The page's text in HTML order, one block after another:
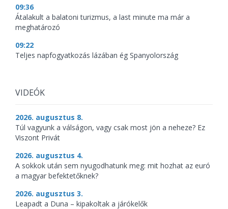
09:36
Átalakult a balatoni turizmus, a last minute ma már a
meghatározó
09:22
Teljes napfogyatkozás lázában ég Spanyolország
VIDEÓK
2026. augusztus 8.
Túl vagyunk a válságon, vagy csak most jön a neheze? Ez
Viszont Privát
2026. augusztus 4.
A sokkok után sem nyugodhatunk meg: mit hozhat az euró
a magyar befektetőknek?
2026. augusztus 3.
Leapadt a Duna – kipakoltak a járókelők